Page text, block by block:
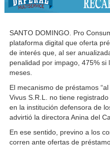
SANTO DOMINGO. Pro
plataforma digital que oferta
de interés que, al ser
penalidad por impago, 475%
meses.
El mecanismo de préstamos
Vivus S.R.L. no tiene
en la institución defensora de
advirtió la directora Anina del
En ese sentido, previno a los
corren ante ofertas de